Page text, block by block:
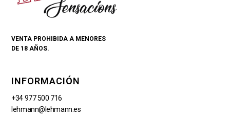
VENTA PROHIBIDA A MENORES
DE 18 AÑOS.
INFORMACIÓN
+34 977 500 716
lehmann@lehmann.es